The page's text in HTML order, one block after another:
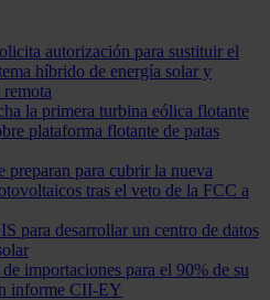
autorización para sustituir el
híbrido de energía solar y
la primera turbina eólica flotante
plataforma flotante de patas
preparan para cubrir la nueva
tras el veto de la FCC a
para desarrollar un centro de datos
importaciones para el 90% de su
informe CII-EY